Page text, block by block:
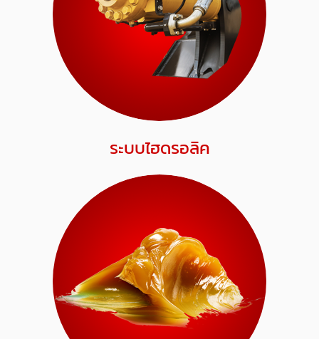
ระบบไฮดรอลิค